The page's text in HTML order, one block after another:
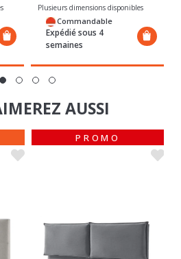
Commandable
Expédié sous 4
semaines